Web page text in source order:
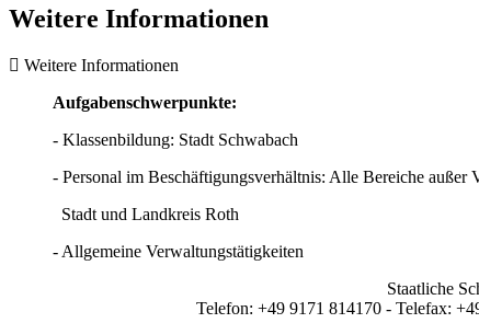
Weitere Informationen
Weitere Informationen
Aufgabenschwerpunkte:
- Klassenbildung: Stadt Schwabach
- Personal im Beschäftigungsverhältnis: Alle Bereiche außer
Stadt und Landkreis Roth
- Allgemeine Verwaltungstätigkeiten
Staatliche
Telefon: +49 9171 814170 - Telefax: